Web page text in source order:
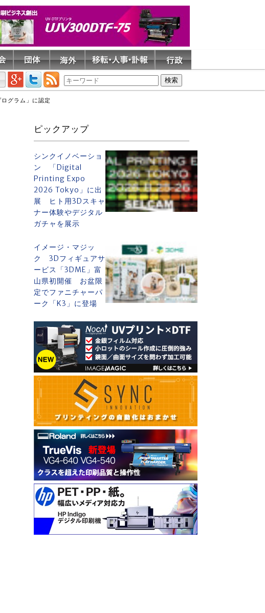
グラム」に認定
ピックアップ
シンクイノベーショ
ン 「Digital
Printing Expo
2026 Tokyo」に出
展 ヒト用3Dスキャ
ナー体験やデジタル
ガチャを展示
イメージ・マジッ
ク 3Dフィギュアサ
ービス「3DME」富
山県初開催 お盆限
定でファニチャーパ
ーク「K3」に登場